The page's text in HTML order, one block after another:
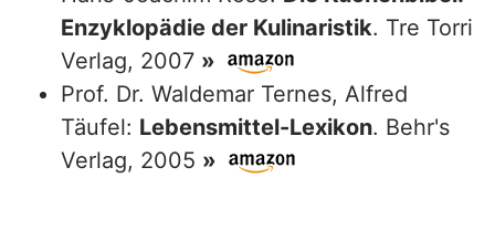
Enzyklopädie der Kulinaristik. Tre Torri
Verlag, 2007 »
Prof. Dr. Waldemar Ternes, Alfred
Täufel: Lebensmittel-Lexikon. Behr's
Verlag, 2005 »